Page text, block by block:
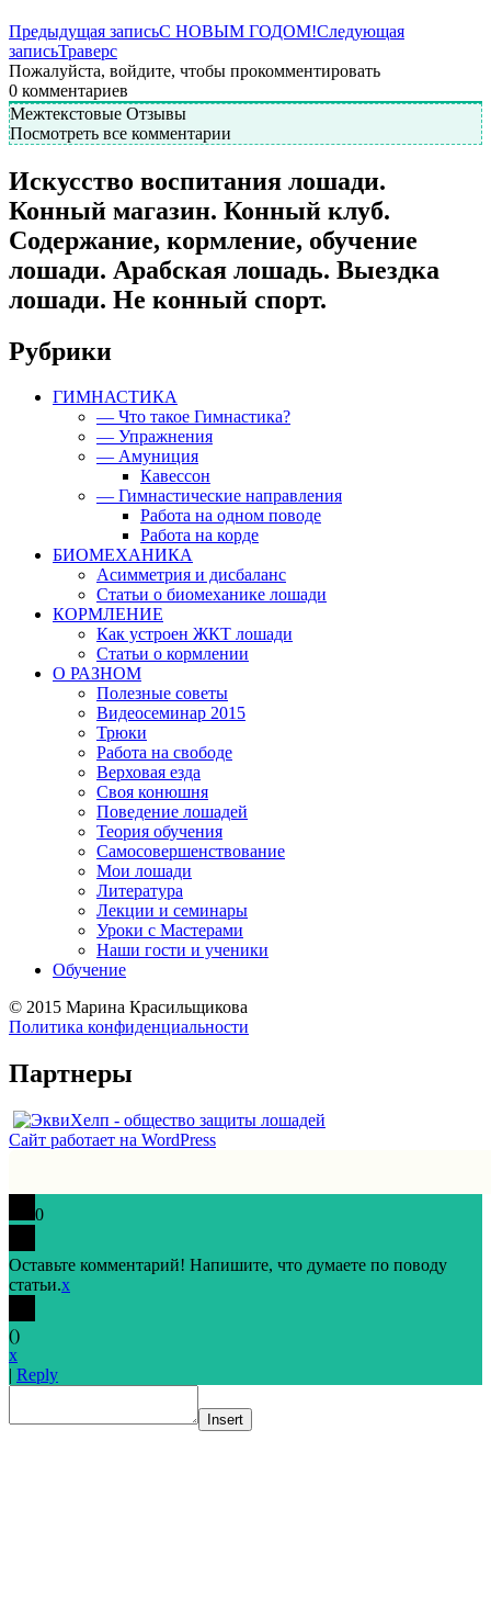
Предыдущая записьС НОВЫМ ГОДОМ!Следующая
записьТраверс
Пожалуйста, войдите, чтобы прокомментировать
0 комментариев
Межтекстовые Отзывы
Посмотреть все комментарии
Искусство воспитания лошади.
Конный магазин. Конный клуб.
Содержание, кормление, обучение
лошади. Арабская лошадь. Выездка
лошади. Не конный спорт.
Рубрики
ГИМНАСТИКА
— Что такое Гимнастика?
— Упражнения
— Амуниция
Кавессон
— Гимнастические направления
Работа на одном поводе
Работа на корде
БИОМЕХАНИКА
Асимметрия и дисбаланс
Статьи о биомеханике лошади
КОРМЛЕНИЕ
Как устроен ЖКТ лошади
Статьи о кормлении
О РАЗНОМ
Полезные советы
Видеосеминар 2015
Трюки
Работа на свободе
Верховая езда
Своя конюшня
Поведение лошадей
Теория обучения
Самосовершенствование
Мои лошади
Литература
Лекции и семинары
Уроки с Мастерами
Наши гости и ученики
Обучение
© 2015 Марина Красильщикова
Политика конфиденциальности
Партнеры
Сайт работает на WordPress
0
Оставьте комментарий! Напишите, что думаете по поводу
статьи.x
()
x
| Reply
Insert